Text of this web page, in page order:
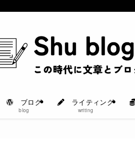
ブログ
blog
ライティング
writing